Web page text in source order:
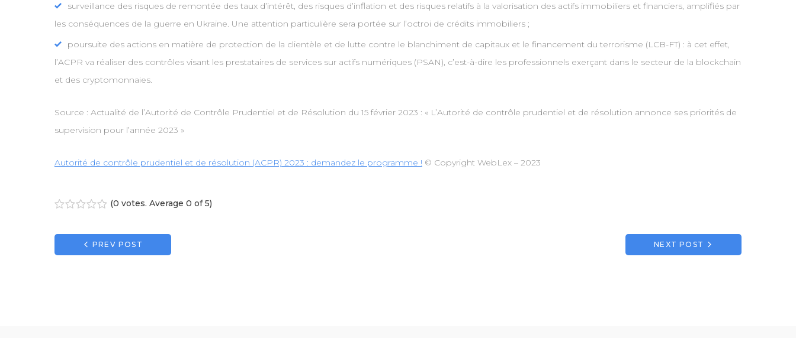
surveillance des risques de remontée des taux d’intérêt, des risques d’inflation et des risques relatifs à la valorisation des actifs immobiliers et financiers, amplifiés par
les conséquences de la guerre en Ukraine. Une attention particulière sera portée sur l’octroi de crédits immobiliers ;
poursuite des actions en matière de protection de la clientèle et de lutte contre le blanchiment de capitaux et le financement du terrorisme (LCB-FT) : à cet effet,
l’ACPR va réaliser des contrôles visant les prestataires de services sur actifs numériques (PSAN), c’est-à-dire les professionnels exerçant dans le secteur de la blockchain
et des cryptomonnaies.
Source : Actualité de l’Autorité de Contrôle Prudentiel et de Résolution du 15 février 2023 : « L’Autorité de contrôle prudentiel et de résolution annonce ses priorités de
supervision pour l’année 2023 »
Autorité de contrôle prudentiel et de résolution (ACPR) 2023 : demandez le programme !© Copyright WebLex – 2023
(0 votes. Average 0 of 5)
Navigation
PREV POST NEXT POST